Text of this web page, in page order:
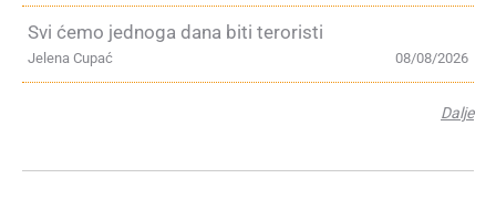
Svi ćemo jednoga dana biti teroristi
08/08/2026
Jelena Cupać
Dalje